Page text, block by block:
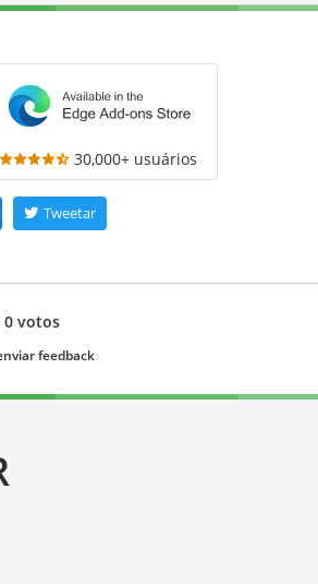
30,000+ usuários
Tweetar
0 votos
feedback